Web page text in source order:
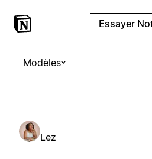
Essayer
Modèles
Lez